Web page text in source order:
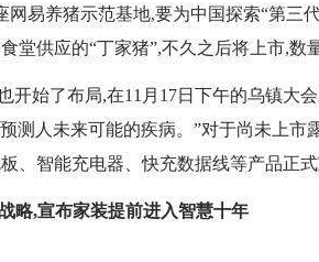
易养猪示范基地,要为中国探索“第三
堂供应的“丁家猪”,不久之后将上市,数
开始了布局,在11月17日下午的乌镇大
测人未来可能的疾病。”对于尚未上市
、智能充电器、快充数据线等产品正式
略,宣布家装提前进入智慧十年